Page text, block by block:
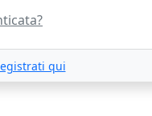
qui